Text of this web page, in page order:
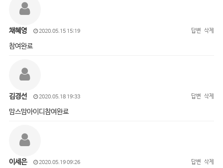
채혜영 2020.05.15 15:19 답변 삭제
참여완료
김경선 2020.05.18 19:33 답변 삭제
맘스맘아이디참여완료
이세은 2020.05.19 09:26 답변 삭제